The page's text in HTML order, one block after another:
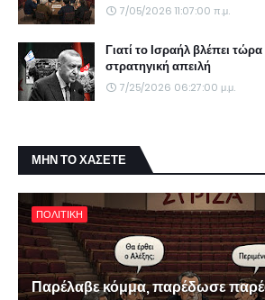
7/05/2026 11:07:00 π.μ.
Γιατί το Ισραήλ βλέπει
στρατηγική απειλή
7/25/2026 06:27:00 μ.μ.
ΜΗΝ ΤΟ ΧΑΣΕΤΕ
ΠΟΛΙΤΙΚΗ
Παρέλαβε κόμμα, παρέδωσε